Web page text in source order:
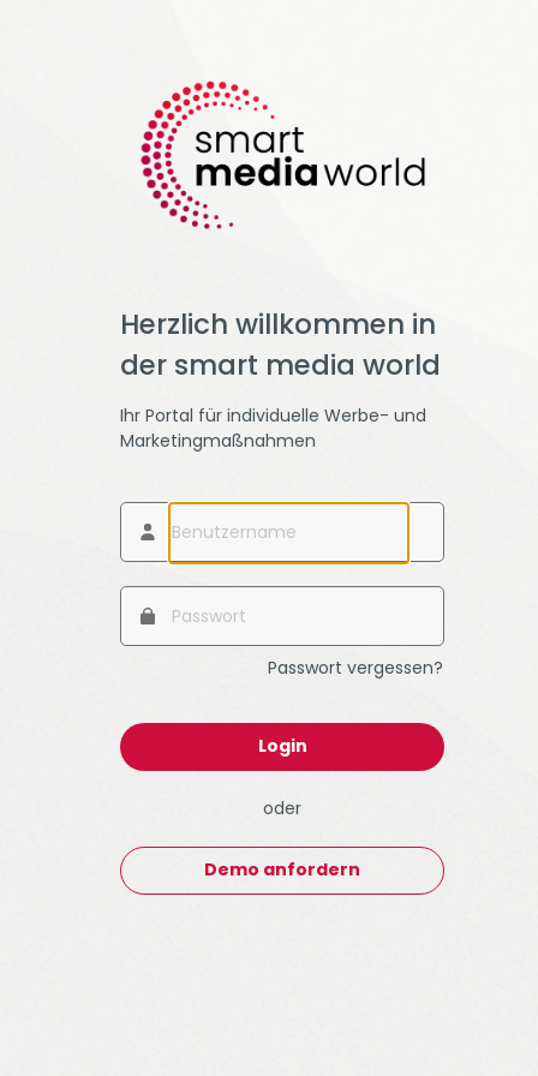
Herzlich willkommen in
der smart media world
Ihr Portal für individuelle Werbe- und
Marketingmaßnahmen
Passwort vergessen?
Login
oder
Demo anfordern